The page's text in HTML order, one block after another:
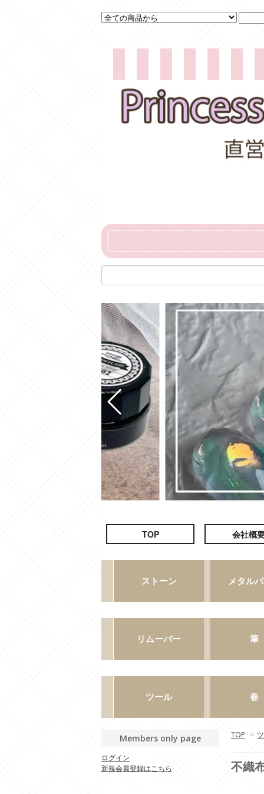
TOP >
不織
Members only page
ログイン
新規会員登録はこちら